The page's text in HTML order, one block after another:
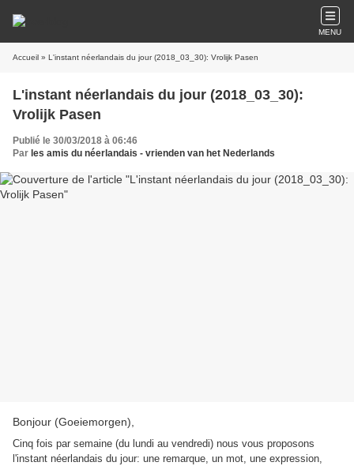
MENU
Accueil » L'instant néerlandais du jour (2018_03_30): Vrolijk Pasen
L'instant néerlandais du jour (2018_03_30):
Vrolijk Pasen
Publié le 30/03/2018 à 06:46
Par les amis du néerlandais - vrienden van het Nederlands
Bonjour (Goeiemorgen),
Cinq fois par semaine (du lundi au vendredi) nous vous proposons
l'instant néerlandais du jour: une remarque, un mot, une expression,